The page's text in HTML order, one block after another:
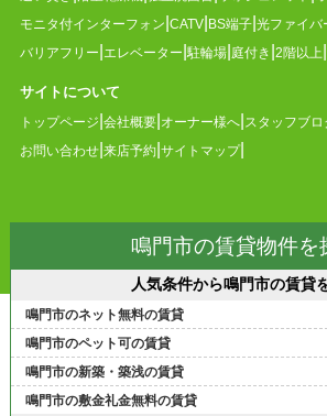
モニタ付インターフォン CATV BS端子 光ファイバ
バリアフリー エレベーター 駐輪場 庭付き 2階以上
サイトについて
トップページ 会社概要 オーナー様へ スタッフブロ
お問い合わせ 来店予約 サイトマップ
鳴門市の賃貸物件を
人気条件から鳴門市の賃貸
鳴門市のネット無料の賃貸
鳴門市のペット可の賃貸
鳴門市の新築・築浅の賃貸
鳴門市の敷金礼金無料の賃貸